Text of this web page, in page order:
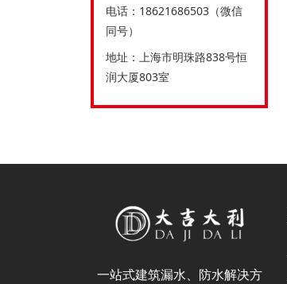
电话：18621686503（微信
同号）
地址：上海市明珠路838号恒
润大厦803室
一站式建筑漏水、防水解决方